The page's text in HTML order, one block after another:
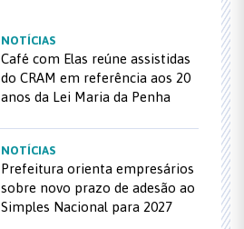
NOTÍCIAS
Café com Elas reúne assistidas
do CRAM em referência aos 20
anos da Lei Maria da Penha
NOTÍCIAS
Prefeitura orienta empresários
sobre novo prazo de adesão ao
Simples Nacional para 2027